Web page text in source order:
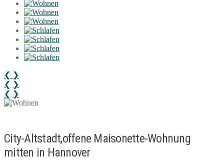
❮ ❯
❮ ❯
❮ ❯
City-Altstadt,offene Maisonette-Wohnung
mitten in Hannover